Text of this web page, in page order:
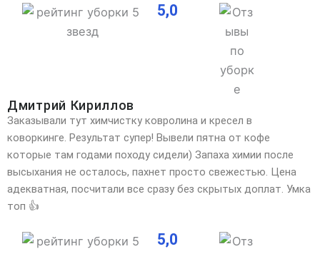
5,0
Дмитрий Кириллов
Заказывали тут химчистку ковролина и кресел в
коворкинге. Результат супер! Вывели пятна от кофе
которые там годами походу сидели) Запаха химии после
высыхания не осталось, пахнет просто свежестью. Цена
адекватная, посчитали все сразу без скрытых доплат. Умка
топ 👍
5,0